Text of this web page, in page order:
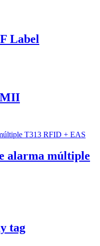
Label
MII
alarma múltiple
tag